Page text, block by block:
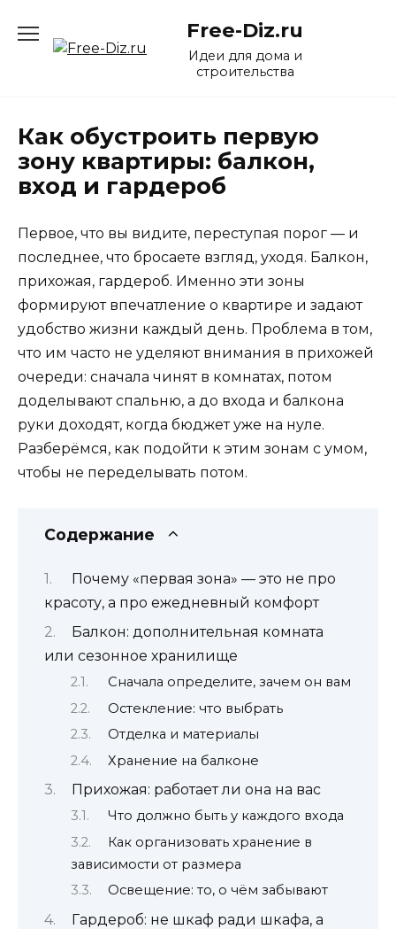
содержанию
Free-Diz.ru
Идеи для дома и
строительства
Как обустроить первую
зону квартиры: балкон,
вход и гардероб
Первое, что вы видите, переступая порог — и
последнее, что бросаете взгляд, уходя. Балкон,
прихожая, гардероб. Именно эти зоны
формируют впечатление о квартире и задают
удобство жизни каждый день. Проблема в том,
что им часто не уделяют внимания в прихожей
очереди: сначала чинят в комнатах, потом
доделывают спальню, а до входа и балкона
руки доходят, когда бюджет уже на нуле.
Разберёмся, как подойти к этим зонам с умом,
чтобы не переделывать потом.
Содержание
Почему «первая зона» — это не про
красоту, а про ежедневный комфорт
Балкон: дополнительная комната
или сезонное хранилище
Сначала определите, зачем он вам
Остекление: что выбрать
Отделка и материалы
Хранение на балконе
Прихожая: работает ли она на вас
Что должно быть у каждого входа
Как организовать хранение в
зависимости от размера
Освещение: то, о чём забывают
Гардероб: не шкаф ради шкафа, а